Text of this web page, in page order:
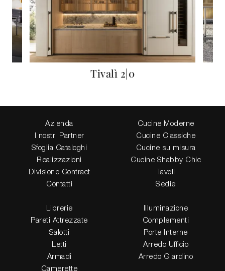
Tivalì 2|0
Azienda
I nostri Partner
Sfoglia Cataloghi
Realizzazioni
Divisione Contract
Contatti
Cucine Moderne
Cucine Classiche
Cucine su misura
Cucine Shabby Chic
Tavoli
Sedie
Librerie
Pareti Attrezzate
Salotti
Letti
Armadi
Camerette
Illuminazione
Complementi
Porte Interne
Arredo Ufficio
Arredo Giardino